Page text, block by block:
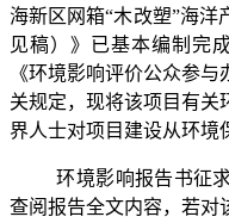
海新区网箱“木改塑”海洋
见稿）》已基本编制完
《环境影响评价公众参
关规定，现将该项目有关
界人士对项目建设从环境
环境影响报告书征求
查阅报告全文内容，若对